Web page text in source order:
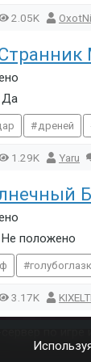
2.05K
Да
дреней
1.29K Yaru
Не положено
3.17K
по игре